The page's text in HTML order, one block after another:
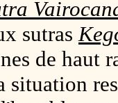
sutras
de haut
situation